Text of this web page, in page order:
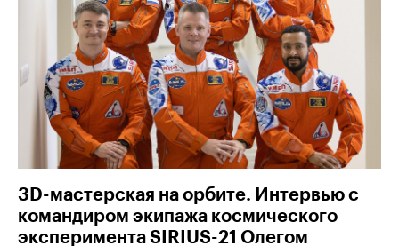
3D-мастерская на орбите. Интервью с
командиром экипажа космического
эксперимента SIRIUS-21 Олегом